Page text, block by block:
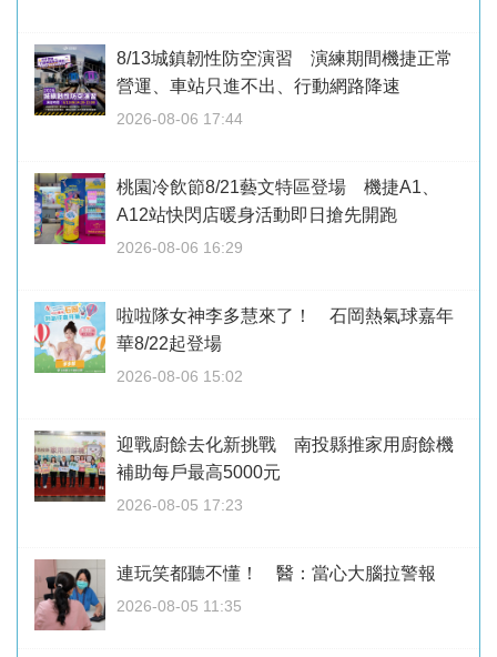
8/13城鎮韌性防空演習 演練期間機捷正常
營運、車站只進不出、行動網路降速
2026-08-06 17:44
桃園冷飲節8/21藝文特區登場 機捷A1、
A12站快閃店暖身活動即日搶先開跑
2026-08-06 16:29
啦啦隊女神李多慧來了！ 石岡熱氣球嘉年
華8/22起登場
2026-08-06 15:02
迎戰廚餘去化新挑戰 南投縣推家用廚餘機
補助每戶最高5000元
2026-08-05 17:23
連玩笑都聽不懂！ 醫：當心大腦拉警報
2026-08-05 11:35